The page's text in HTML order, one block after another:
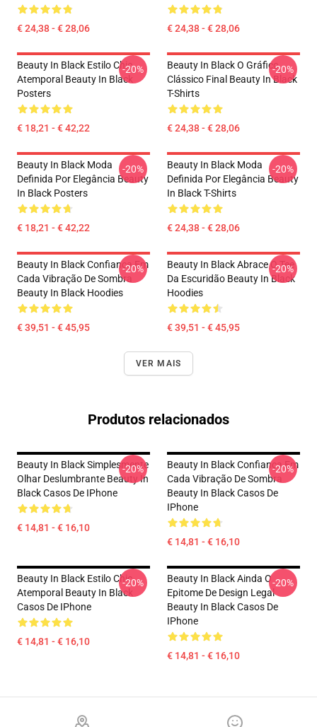
€ 24,38 - € 28,06 € 24,38 - € 28,06
Beauty In Black Estilo Chic
Atemporal Beauty In Black
Posters
€ 18,21 - € 42,22
-20%
Beauty In Black O Gráfico
Clássico Final Beauty In Black
T-Shirts
€ 24,38 - € 28,06
-20%
Beauty In Black Moda
Definida Por Elegância Beauty
In Black Posters
€ 18,21 - € 42,22
-20%
Beauty In Black Moda
Definida Por Elegância Beauty
In Black T-Shirts
€ 24,38 - € 28,06
-20%
Beauty In Black Confiança Em
Cada Vibração De Sombra
Beauty In Black Hoodies
€ 39,51 - € 45,95
-20%
Beauty In Black Abrace O Tee
Da Escuridão Beauty In Black
Hoodies
€ 39,51 - € 45,95
-20%
VER MAIS
Produtos relacionados
Beauty In Black Simplesmente
Olhar Deslumbrante Beauty In
Black Casos De IPhone
€ 14,81 - € 16,10
-20%
Beauty In Black Confiança Em
Cada Vibração De Sombra
Beauty In Black Casos De
IPhone
€ 14,81 - € 16,10
-20%
Beauty In Black Estilo Chic
Atemporal Beauty In Black
Casos De IPhone
€ 14,81 - € 16,10
-20%
Beauty In Black Ainda O
Epitome De Design Legal
Beauty In Black Casos De
IPhone
€ 14,81 - € 16,10
-20%